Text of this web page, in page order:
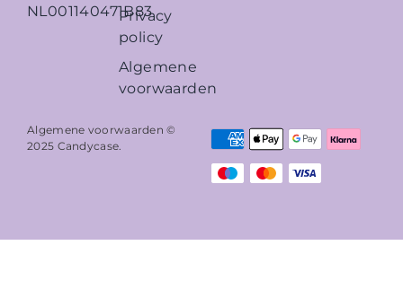
NL001140471B83
Privacy
policy
Algemene
voorwaarden
Algemene voorwaarden ©
2025 Candycase.